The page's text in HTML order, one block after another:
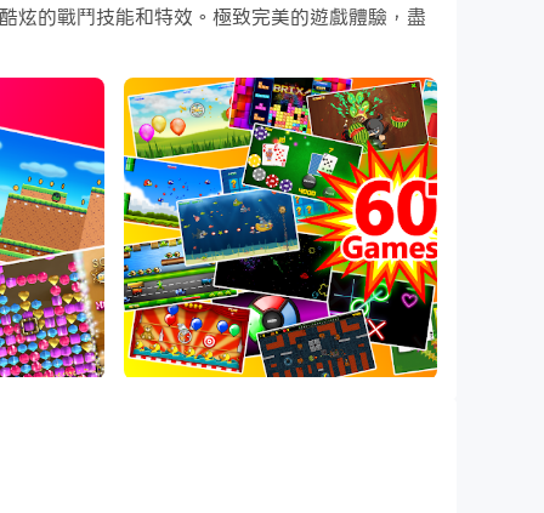
the family. It's casual, it's fun, and it's all
before purchasing. Thank you.
的戰鬥技能和特效。極致完美的遊戲體驗，盡